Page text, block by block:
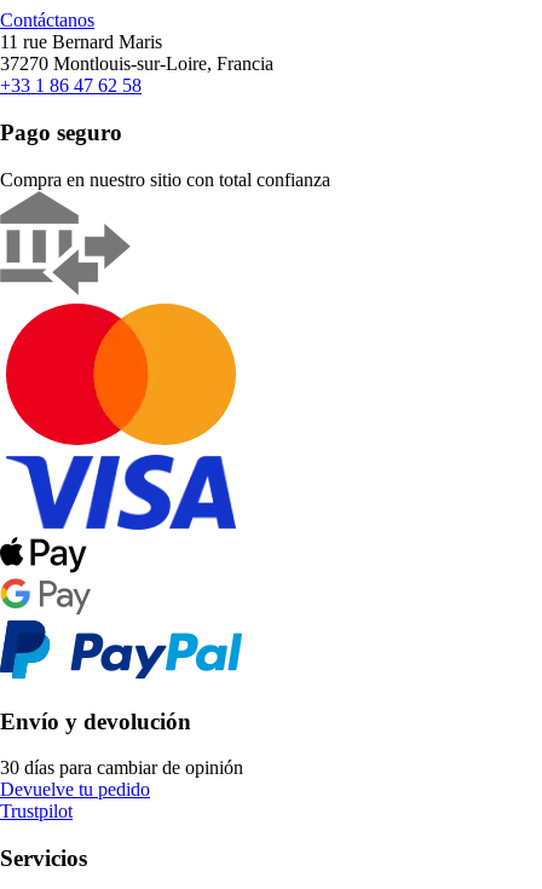
Contáctanos
11 rue Bernard Maris
37270 Montlouis-sur-Loire, Francia
+33 1 86 47 62 58
Pago seguro
Compra en nuestro sitio con total confianza
Envío y devolución
30 días para cambiar de opinión
Devuelve tu pedido
Trustpilot
Servicios